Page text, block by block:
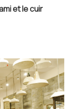
et le cuir